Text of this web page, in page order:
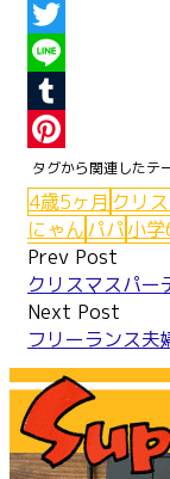
Facebook
Twitter
Line
Tumblr
Pinterest
4歳5ヶ月 クリ
にゃんパパ小
Post
navigation
Prev Post
クリスマスパ
Next Post
フリーランス夫